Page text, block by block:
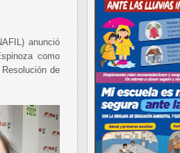
anunció
como
de